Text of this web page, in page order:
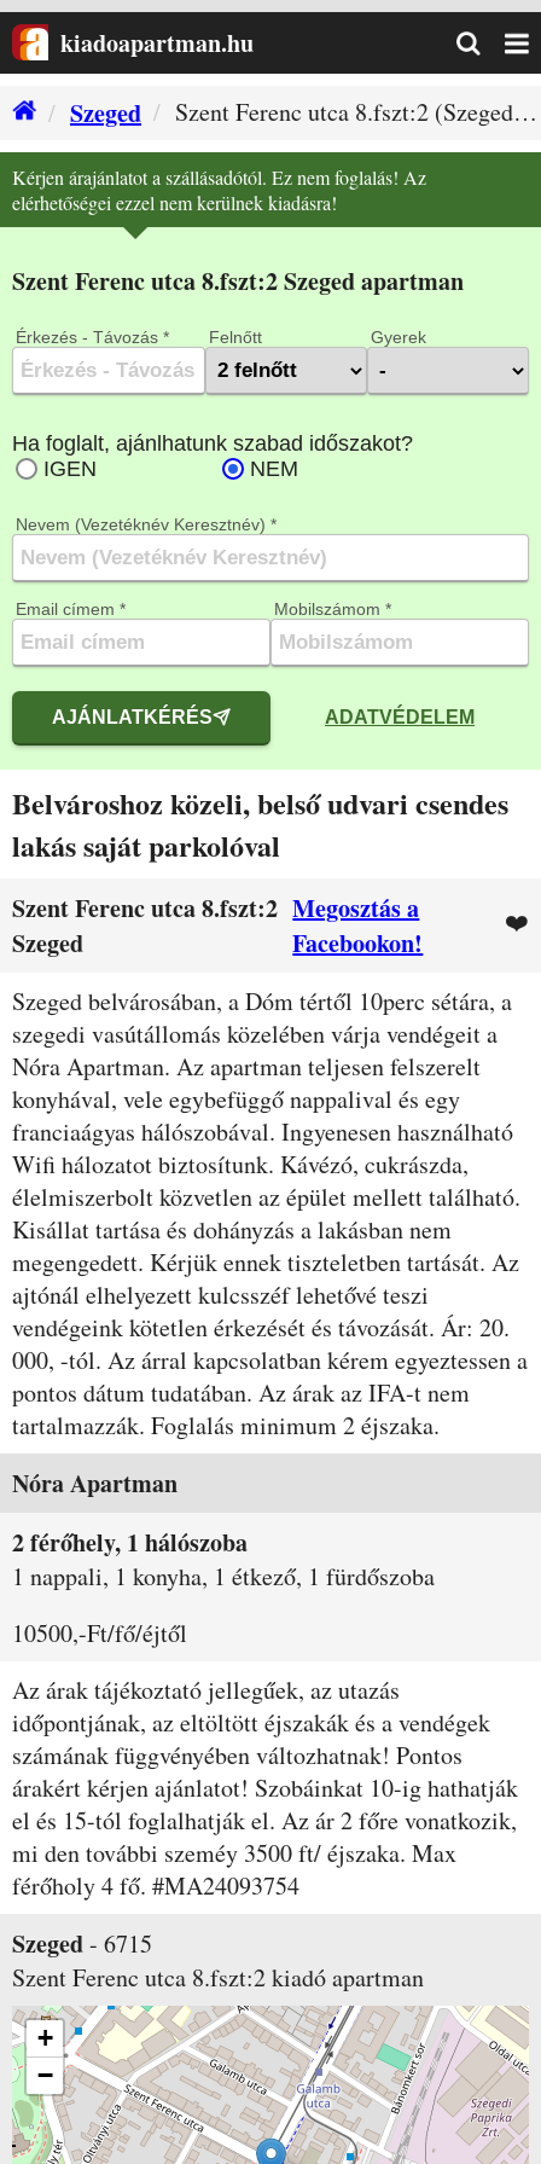
kiadoapartman.hu
Szeged
Szent Ferenc utca 8.fszt:2 (Szeged szállás)
Kérjen árajánlatot a szállásadótól. Ez nem foglalás! Az
elérhetőségei ezzel nem kerülnek kiadásra!
Szent Ferenc utca 8.fszt:2 Szeged apartman
Érkezés - Távozás * Felnőtt Gyerek
Nevem (Vezetéknév Keresztnév) *
Email címem * Mobilszámom *
AJÁNLATKÉRÉS ADATVÉDELEM
Belvároshoz közeli, belső udvari csendes
lakás saját parkolóval
Szent Ferenc utca 8.fszt:2
Szeged
Megosztás a
Facebookon!
❤️
Leírás
Szeged belvárosában, a Dóm tértől 10perc sétára, a
szegedi vasútállomás közelében várja vendégeit a
Nóra Apartman. Az apartman teljesen felszerelt
konyhával, vele egybefüggő nappalival és egy
franciaágyas hálószobával. Ingyenesen használható
Wifi hálozatot biztosítunk. Kávézó, cukrászda,
élelmiszerbolt közvetlen az épület mellett található.
Kisállat tartása és dohányzás a lakásban nem
megengedett. Kérjük ennek tiszteletben tartását. Az
ajtónál elhelyezett kulcsszéf lehetővé teszi
vendégeink kötetlen érkezését és távozását. Ár: 20.
000, -tól. Az árral kapcsolatban kérem egyeztessen a
pontos dátum tudatában. Az árak az IFA-t nem
tartalmazzák. Foglalás minimum 2 éjszaka.
Szobák és árak
Nóra Apartman
2 férőhely, 1 hálószoba
1 nappali, 1 konyha, 1 étkező, 1 fürdőszoba
10500,-Ft/fő/éjtől
Az árak tájékoztató jellegűek, az utazás
időpontjának, az eltöltött éjszakák és a vendégek
számának függvényében változhatnak! Pontos
árakért kérjen ajánlatot! Szobáinkat 10-ig hathatják
el és 15-tól foglalhatják el. Az ár 2 főre vonatkozik,
mi den további szeméy 3500 ft/ éjszaka. Max
férőholy 4 fő. #MA24093754
Szeged- 6715
Szent Ferenc utca 8.fszt:2kiadó apartman
+
−